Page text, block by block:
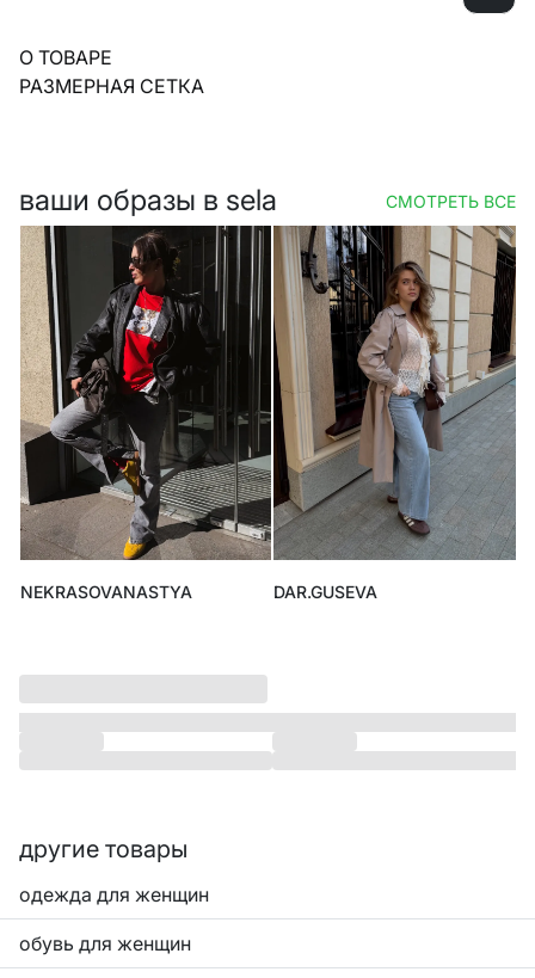
О ТОВАРЕ
РАЗМЕРНАЯ СЕТКА
ваши образы в sela СМОТРЕТЬ ВСЕ
NEKRASOVANASTYA DAR.GUSEVA
другие товары
одежда для женщин
обувь для женщин